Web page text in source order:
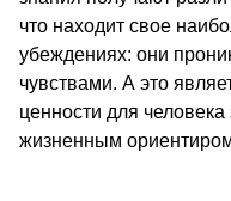
что находит свое
убеждениях: они
чувствами. А это
ценности для
жизненным